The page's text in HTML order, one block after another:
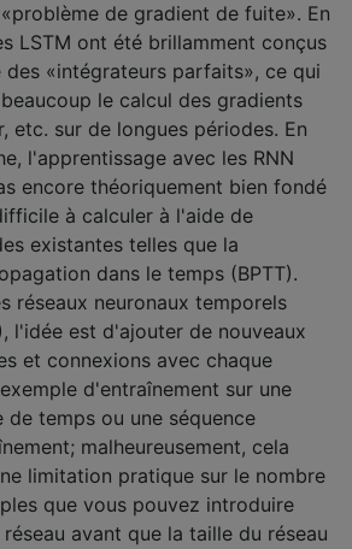
de gradient de fuite». En
LSTM ont été brillamment conçus
des «intégrateurs parfaits», ce qui
le calcul des gradients
etc. sur de longues périodes. En
l'apprentissage avec les RNN
encore théoriquement bien fondé
à calculer à l'aide de
existantes telles que la
dans le temps (BPTT).
réseaux neuronaux temporels
l'idée est d'ajouter de nouveaux
et connexions avec chaque
d'entraînement sur une
de temps ou une séquence
malheureusement, cela
limitation pratique sur le nombre
que vous pouvez introduire
réseau avant que la taille du réseau